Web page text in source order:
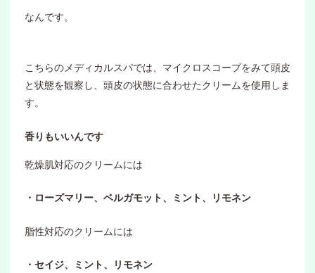
なんです。
こちらのメディカルスパでは、マイクロスコープをみて頭皮
と状態を観察し、頭皮の状態に合わせたクリームを使用しま
す。
香りもいいんです
乾燥肌対応のクリームには
・ローズマリー、ベルガモット、ミント、リモネン
脂性対応のクリームには
・セイジ、ミント、リモネン